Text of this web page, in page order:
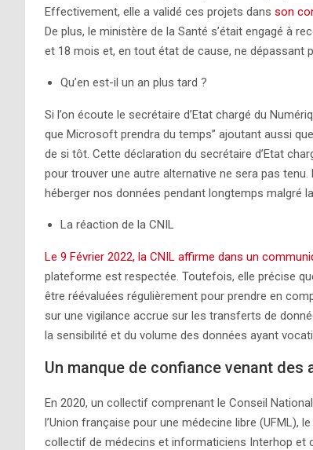
Effectivement, elle a validé ces projets dans son
De plus, le ministère de la Santé s’était engagé à
et 18 mois et, en tout état de cause, ne dépassant
Qu’en est-il un an plus tard ?
Si l’on écoute le secrétaire d’Etat chargé du
que Microsoft prendra du temps” ajoutant aussi
de si tôt. Cette déclaration du secrétaire d’Etat
pour trouver une autre alternative ne sera pas
héberger nos données pendant longtemps malgré
La réaction de la CNIL
Le 9 Février 2022, la CNIL affirme dans un
plateforme est respectée. Toutefois, elle précise
être réévaluées régulièrement pour prendre en
sur une vigilance accrue sur les transferts de
la sensibilité et du volume des données ayant
Un manque de confiance venant des
En 2020, un collectif comprenant le Conseil
l’Union française pour une médecine libre (UFML),
collectif de médecins et informaticiens Interhop et